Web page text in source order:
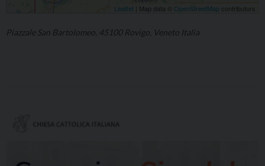
Leaflet | Map data © OpenStreetMap contributors
Piazzale San Bartolomeo, 45100 Rovigo, Veneto Italia